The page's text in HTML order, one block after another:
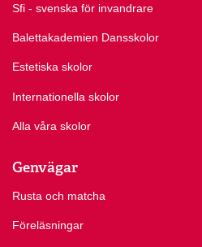
Sfi - svenska för invandrare
Balettakademien Dansskolor
Estetiska skolor
Internationella skolor
Alla våra skolor
Genvägar
Rusta och matcha
Föreläsningar